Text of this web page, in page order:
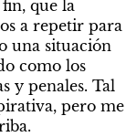
que la
a repetir para
una situación
como los
y penales. Tal
pero me